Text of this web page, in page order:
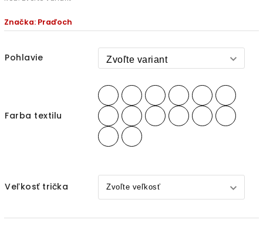
Značka: Praďoch
Pohlavie
Farba textilu
Veľkosť trička